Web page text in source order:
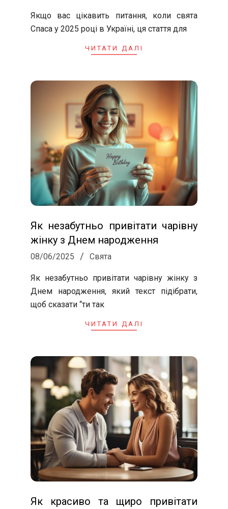
19
Якщо вас цікавить питання, коли свята
Спаса у 2025 році в Україні, ця стаття для
ЧИТАТИ ДАЛІ
Як незабутньо привітати чарівну
жінку з Днем народження
2025-
08
08/06/2025 Свята
Як незабутньо привітати чарівну жінку з
Днем народження, який текст підібрати,
щоб сказати “ти так
ЧИТАТИ ДАЛІ
Як красиво та щиро привітати